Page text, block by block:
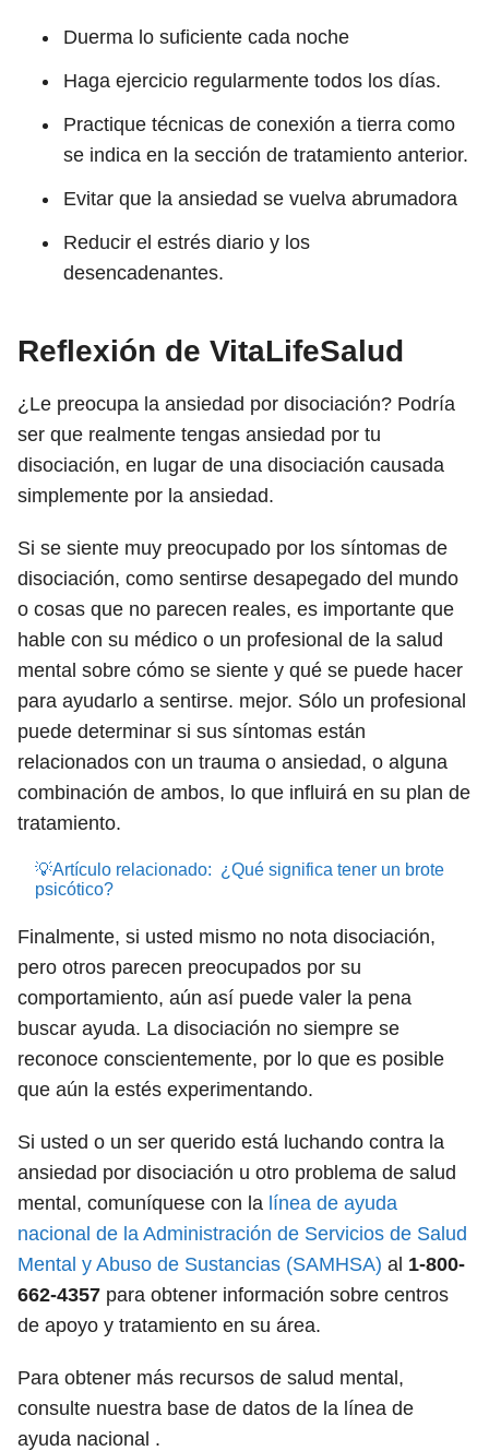
Duerma lo suficiente cada noche
Haga ejercicio regularmente todos los días.
Practique técnicas de conexión a tierra como
se indica en la sección de tratamiento anterior.
Evitar que la ansiedad se vuelva abrumadora
Reducir el estrés diario y los
desencadenantes.
Reflexión de VitaLifeSalud
¿Le preocupa la ansiedad por disociación? Podría
ser que realmente tengas ansiedad por tu
disociación, en lugar de una disociación causada
simplemente por la ansiedad.
Si se siente muy preocupado por los síntomas de
disociación, como sentirse desapegado del mundo
o cosas que no parecen reales, es importante que
hable con su médico o un profesional de la salud
mental sobre cómo se siente y qué se puede hacer
para ayudarlo a sentirse. mejor. Sólo un profesional
puede determinar si sus síntomas están
relacionados con un trauma o ansiedad, o alguna
combinación de ambos, lo que influirá en su plan de
tratamiento.
💡Artículo relacionado: ¿Qué significa tener un brote
psicótico?
Finalmente, si usted mismo no nota disociación,
pero otros parecen preocupados por su
comportamiento, aún así puede valer la pena
buscar ayuda. La disociación no siempre se
reconoce conscientemente, por lo que es posible
que aún la estés experimentando.
Si usted o un ser querido está luchando contra la
ansiedad por disociación u otro problema de salud
mental, comuníquese con la línea de ayuda
nacional de la Administración de Servicios de Salud
Mental y Abuso de Sustancias (SAMHSA) al 1-800-
662-4357 para obtener información sobre centros
de apoyo y tratamiento en su área.
Para obtener más recursos de salud mental,
consulte nuestra base de datos de la línea de
ayuda nacional .